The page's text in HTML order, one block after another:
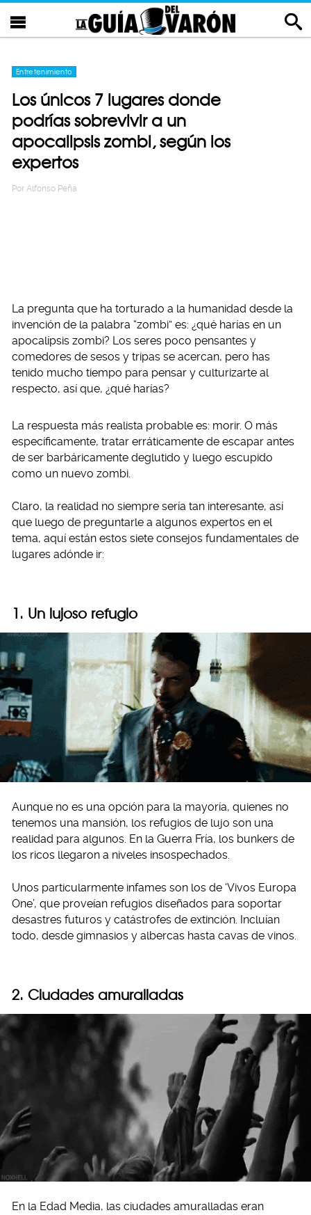
Entretenimiento
Los únicos 7 lugares donde
podrías sobrevivir a un
apocalipsis zombi, según los
expertos
Por Alfonso Peña
La pregunta que ha torturado a la humanidad desde la
invención de la palabra “zombi” es: ¿qué harías en un
apocalípsis zombi? Los seres poco pensantes y
comedores de sesos y tripas se acercan, pero has
tenido mucho tiempo para pensar y culturizarte al
respecto, así que, ¿qué harías?
La respuesta más realista probable es: morir. O más
específicamente, tratar erráticamente de escapar antes
de ser barbáricamente deglutido y luego escupido
como un nuevo zombi.
Claro, la realidad no siempre sería tan interesante, así
que luego de preguntarle a algunos expertos en el
tema, aquí están estos siete consejos fundamentales de
lugares adónde ir:
1. Un lujoso refugio
Aunque no es una opción para la mayoría, quienes no
tenemos una mansión, los refugios de lujo son una
realidad para algunos. En la Guerra Fría, los bunkers de
los ricos llegaron a niveles insospechados.
Unos particularmente infames son los de ‘Vivos Europa
One’, que proveían refugios diseñados para soportar
desastres futuros y catástrofes de extinción. Incluían
todo, desde gimnasios y albercas hasta cavas de vinos.
2. Ciudades amuralladas
En la Edad Media, las ciudades amuralladas eran